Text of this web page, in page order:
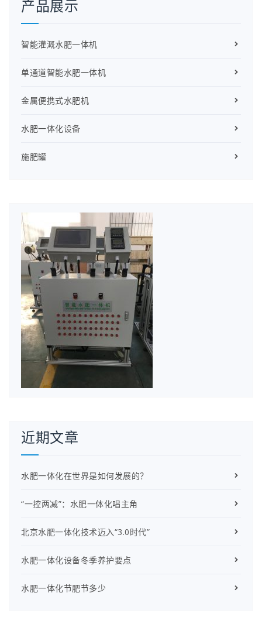
产品展示
智能灌溉水肥一体机
单通道智能水肥一体机
金属便携式水肥机
水肥一体化设备
施肥罐
近期文章
水肥一体化在世界是如何发展的？
“一控两减”：水肥一体化唱主角
北京水肥一体化技术迈入“3.0时代”
水肥一体化设备冬季养护要点
水肥一体化节肥节多少